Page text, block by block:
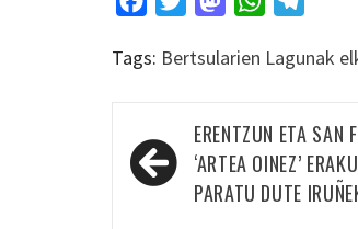
Tags: Bertsularien Lagunak
Bidalketetan
zehar
nabigatu
ERENTZUN ETA SAN
‘ARTEA OINEZ’
PARATU DUTE